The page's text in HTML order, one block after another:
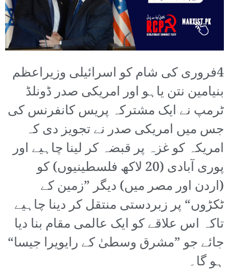
4فروری کی شام کو اسرائیلی وزیراعظم
بنیامین نتن یاہو اور امریکی صدر ڈونلڈ
ٹرمپ نے ایک مشترکہ پریس کانفرنس کی
جس میں امریکی صدر نے تجویز دی کہ
امریکہ کو غزہ پر قبضہ کر لینا چاہیے اور
پوری آبادی (20 لاکھ فلسطینیوں) کو
(اردن اور مصر میں) دیگر ”زمین کے
ٹکڑوں“ پر زبردستی منتقل کر دینا چاہیے
تاکہ اس علاقے کو ایک عالمی مقام بنا دیا
جائے جو ”مشرق وسطیٰ کے رایویرا جیسا“
ہو گا۔